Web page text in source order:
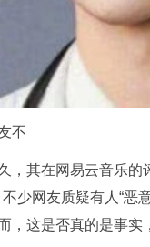
不
，其在网易云音乐
少网友质疑有人“恶
，这是否真的是事实